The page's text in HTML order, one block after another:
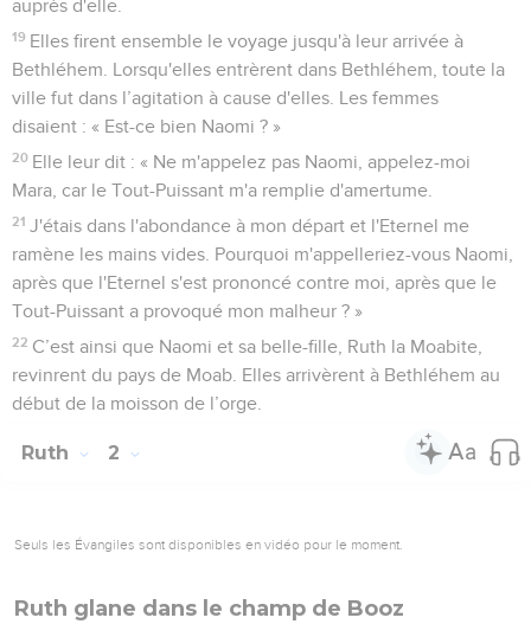
auprès d'elle.
19 Elles firent ensemble le voyage jusqu'à leur arrivée à
Bethléhem. Lorsqu'elles entrèrent dans Bethléhem, toute la
ville fut dans l’agitation à cause d'elles. Les femmes
disaient : « Est-ce bien Naomi ? »
20 Elle leur dit : « Ne m'appelez pas Naomi, appelez-moi
Mara, car le Tout-Puissant m'a remplie d'amertume.
21 J'étais dans l'abondance à mon départ et l'Eternel me
ramène les mains vides. Pourquoi m'appelleriez-vous Naomi,
après que l'Eternel s'est prononcé contre moi, après que le
Tout-Puissant a provoqué mon malheur ? »
22 C’est ainsi que Naomi et sa belle-fille, Ruth la Moabite,
revinrent du pays de Moab. Elles arrivèrent à Bethléhem au
début de la moisson de l’orge.
Ruth 2
Seuls les Évangiles sont disponibles en vidéo pour le moment.
Ruth glane dans le champ de Booz